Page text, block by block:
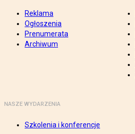
Reklama
Ogłoszenia
Prenumerata
Archiwum
NASZE WYDARZENIA
Szkolenia i konferencje